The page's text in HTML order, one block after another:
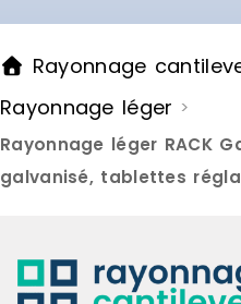
Rayonnage
Rayonnage léger >
Rayonnage léger RACK
galvanisé, tablettes